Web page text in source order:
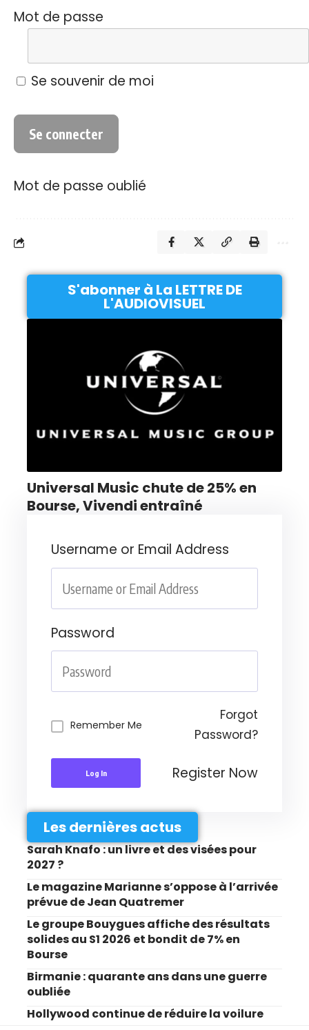
Mot de passe
Se souvenir de moi
Mot de passe oublié
S'abonner à La LETTRE DE
L'AUDIOVISUEL
Universal Music chute de 25% en
Bourse, Vivendi entraîné
Username or Email Address
Password
Remember Me
Forgot
Password?
Log In Register Now
Les dernières actus
Sarah Knafo : un livre et des visées pour
2027 ?
Le magazine Marianne s’oppose à l’arrivée
prévue de Jean Quatremer
Le groupe Bouygues affiche des résultats
solides au S1 2026 et bondit de 7% en
Bourse
Birmanie : quarante ans dans une guerre
oubliée
Hollywood continue de réduire la voilure